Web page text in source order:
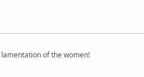
of the women!